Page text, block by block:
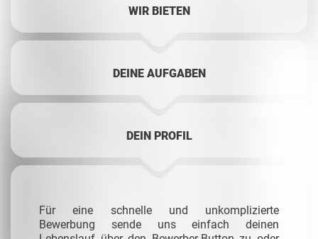
WIR BIETEN
DEINE AUFGABEN
DEIN PROFIL
Für eine schnelle und unkomplizierte
Bewerbung sende uns einfach deinen